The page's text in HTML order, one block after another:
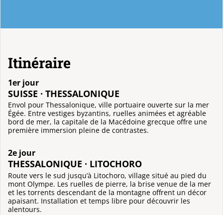
Itinéraire
1er jour
SUISSE · THESSALONIQUE
Envol pour Thessalonique, ville portuaire ouverte sur la mer
Égée. Entre vestiges byzantins, ruelles animées et agréable
bord de mer, la capitale de la Macédoine grecque offre une
première immersion pleine de contrastes.
2e jour
THESSALONIQUE · LITOCHORO
Route vers le sud jusqu’à Litochoro, village situé au pied du
mont Olympe. Les ruelles de pierre, la brise venue de la mer
et les torrents descendant de la montagne offrent un décor
apaisant. Installation et temps libre pour découvrir les
alentours.